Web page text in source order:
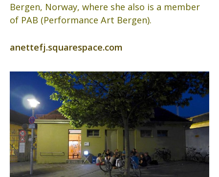
Bergen, Norway, where she also is a member
of PAB (Performance Art Bergen).
anettefj.squarespace.com